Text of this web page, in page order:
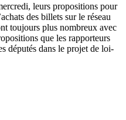
leurs propositions pour
des billets sur le réseau
toujours plus nombreux avec
que les rapporteurs
députés dans le projet de loi-